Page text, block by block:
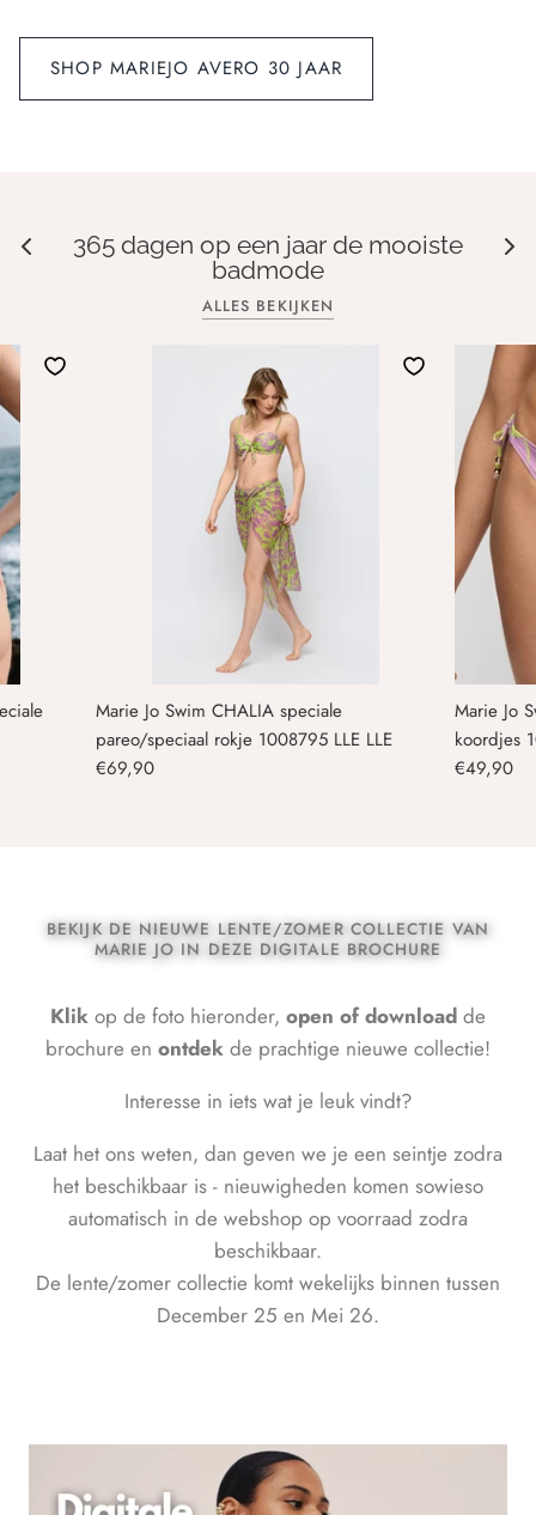
SHOP MARIEJO AVERO 30 JAAR
365 dagen op een jaar de mooiste
badmode
ALLES BEKIJKEN
Marie Jo Swim CHALIA speciale
pareo/speciaal rokje 1008795 LLE LLE
€69,90
Marie Jo
koordjes
€49,90
BEKIJK DE NIEUWE LENTE/ZOMER COLLECTIE VAN
MARIE JO IN DEZE DIGITALE BROCHURE
Klik op de foto hieronder, open of download de
brochure en ontdek de prachtige nieuwe collectie!
Interesse in iets wat je leuk vindt?
Laat het ons weten, dan geven we je een seintje zodra
het beschikbaar is - nieuwigheden komen sowieso
automatisch in de webshop op voorraad zodra
beschikbaar.
De lente/zomer collectie komt wekelijks binnen tussen
December 25 en Mei 26.